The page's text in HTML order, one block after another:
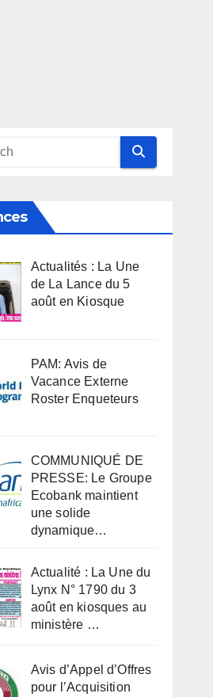
Actualités : La Une
de La Lance du 5
août en Kiosque
PAM: Avis de
Vacance Externe
Roster Enqueteurs
COMMUNIQUÉ DE
PRESSE: Le Groupe
Ecobank maintient
une solide
dynamique…
Actualité : La Une du
Lynx N° 1790 du 3
août en kiosques au
ministère …
Avis d’Appel d’Offres
pour l’Acquisition